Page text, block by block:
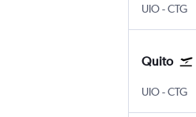
UIOQuito
-CTG
Quito
UIOQuito
-CTG